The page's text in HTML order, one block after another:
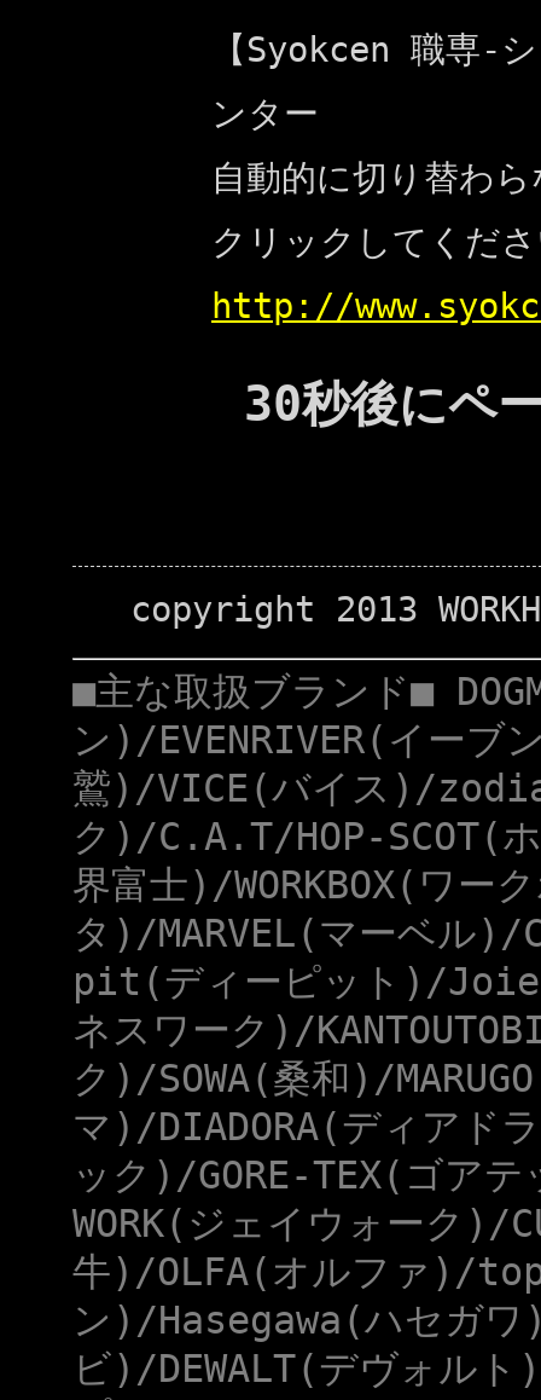
【Syokcen 職専-
ンター
自動的に切り替わ
クリックしてくだ
http://
30秒後にペ
copyright 2013
■主な取扱ブランド■
ン)/EVENRIVER(イーブ
鷲)/VICE(バイス)/
ク)/C.A.T/HOP-
界富士)/WORKBOX(ワ
タ)/MARVEL(マーベル
pit(ディーピット)/Joie(
ネスワーク)/
ク)/SOWA(桑和)/
マ)/DIADORA(ディアド
ック)/GORE-TEX(ゴア
WORK(ジェイウォーク)/
牛)/OLFA(オルファ)/
ン)/Hasegawa(ハセガ
ビ)/DEWALT(デヴォル